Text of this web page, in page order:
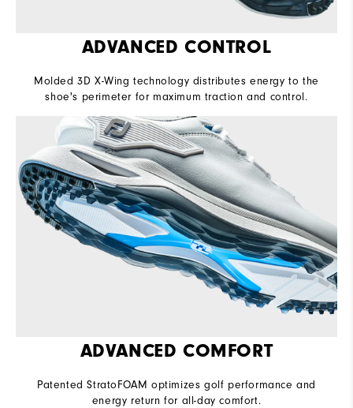
ADVANCED CONTROL
Molded 3D X-Wing technology distributes energy to the
shoe's perimeter for maximum traction and control.
ADVANCED COMFORT
Patented StratoFOAM optimizes golf performance and
energy return for all-day comfort.